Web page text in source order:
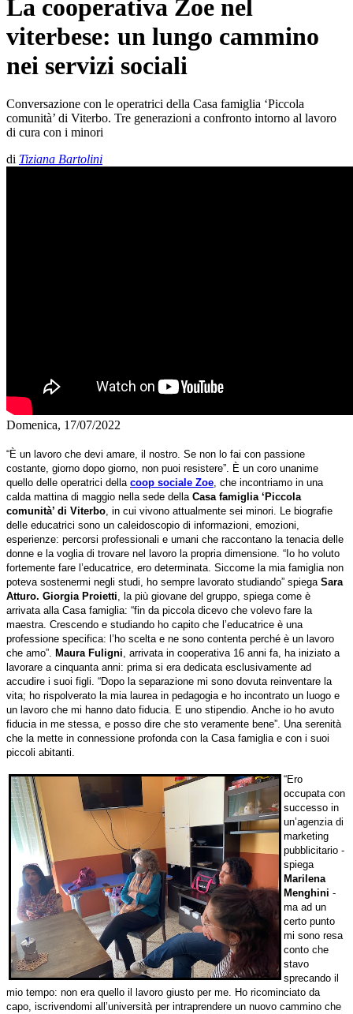
La cooperativa Zoe nel
viterbese: un lungo cammino
nei servizi sociali
Conversazione con le operatrici della Casa famiglia ‘Piccola
comunità’ di Viterbo. Tre generazioni a confronto intorno al lavoro
di cura con i minori
di Tiziana Bartolini
Domenica, 17/07/2022
“È un lavoro che devi amare, il nostro. Se non lo fai con passione
costante, giorno dopo giorno, non puoi resistere”. È un coro unanime
quello delle operatrici della coop sociale Zoe, che incontriamo in una
calda mattina di maggio nella sede della Casa famiglia ‘Piccola
comunità’ di Viterbo, in cui vivono attualmente sei minori. Le biografie
delle educatrici sono un caleidoscopio di informazioni, emozioni,
esperienze: percorsi professionali e umani che raccontano la tenacia delle
donne e la voglia di trovare nel lavoro la propria dimensione. “Io ho voluto
fortemente fare l’educatrice, ero determinata. Siccome la mia famiglia non
poteva sostenermi negli studi, ho sempre lavorato studiando” spiega Sara
Atturo. Giorgia Proietti, la più giovane del gruppo, spiega come è
arrivata alla Casa famiglia: “fin da piccola dicevo che volevo fare la
maestra. Crescendo e studiando ho capito che l’educatrice è una
professione specifica: l’ho scelta e ne sono contenta perché è un lavoro
che amo”. Maura Fuligni, arrivata in cooperativa 16 anni fa, ha iniziato a
lavorare a cinquanta anni: prima si era dedicata esclusivamente ad
accudire i suoi figli. “Dopo la separazione mi sono dovuta reinventare la
vita; ho rispolverato la mia laurea in pedagogia e ho incontrato un luogo e
un lavoro che mi hanno dato fiducia. E uno stipendio. Anche io ho avuto
fiducia in me stessa, e posso dire che sto veramente bene”. Una serenità
che la mette in connessione profonda con la Casa famiglia e con i suoi
piccoli abitanti.
“Ero
occupata con
successo in
un’agenzia di
marketing
pubblicitario -
spiega
Marilena
Menghini -
ma ad un
certo punto
mi sono resa
conto che
stavo
sprecando il
mio tempo: non era quello il lavoro giusto per me. Ho ricominciato da
capo, iscrivendomi all’università per intraprendere un nuovo cammino che